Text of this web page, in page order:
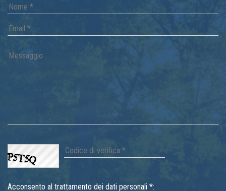
Acconsento al trattamento dei dati personali *: